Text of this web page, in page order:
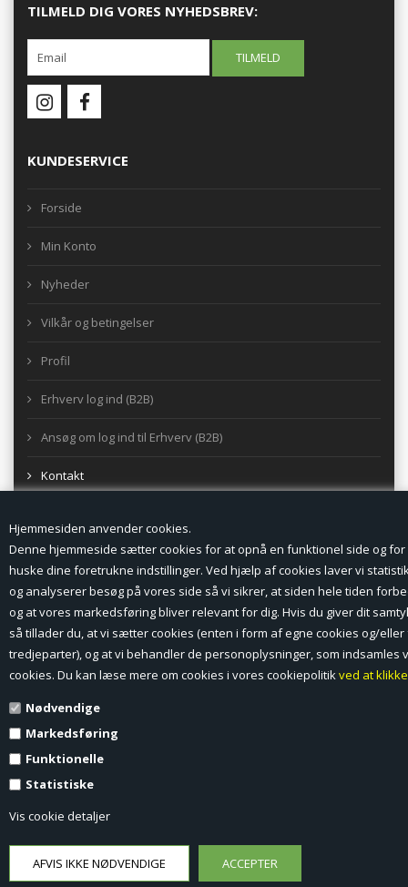
Hjemmesiden anvender cookies.
Denne hjemmeside sætter cookies for at opnå en funktionel side og for
huske dine foretrukne indstillinger. Ved hjælp af cookies laver vi
og analyserer besøg på vores side så vi sikrer, at siden hele tiden
og at vores markedsføring bliver relevant for dig. Hvis du giver dit
så tillader du, at vi sætter cookies (enten i form af egne cookies og/
tredjeparter), og at vi behandler de personoplysninger, som indsamles
cookies. Du kan læse mere om cookies i vores cookiepolitikved at
Nødvendige
Markedsføring
Funktionelle
Statistiske
Vis cookie detaljer
TILMELD DIG VORES NYHEDSBREV:
KUNDESERVICE
Forside
Min Konto
Nyheder
Vilkår og betingelser
Profil
Erhverv log ind (B2B)
Ansøg om log ind til Erhverv (B2B)
Kontakt
Fortrydelsesformular